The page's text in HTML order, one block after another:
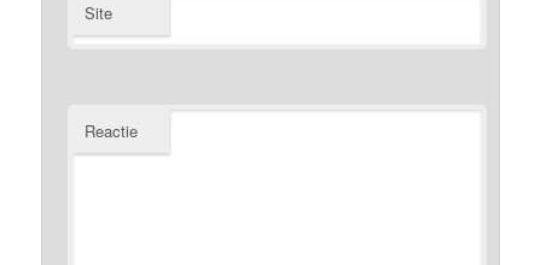
Site
Reactie